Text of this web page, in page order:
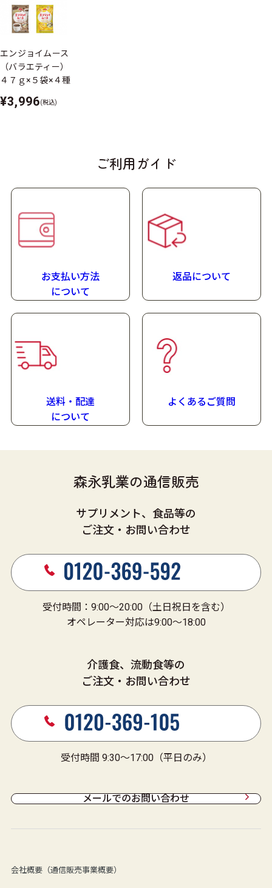
商品特長
シリーズ
栄養補助食品
形状
室温で保存できますが、おいしさを保つために冷所での
保管をおすすめします。
アレルゲン
（表示推奨品目含む）
栄養成分特長
詳しい栄養成分
たんぱく質量
/1袋（47
）
賞味期限
エンジョイムース
（バラエティー）
４７ｇ×５袋×４種
¥3,996(税込)
ご利用ガイド
お支払い方法
について
返品について
送料・配達
について
よくあるご質問
森永乳業の通信販売
サプリメント、食品等の
ご注文・お問い合わせ
受付時間：9:00～20:00（土日祝日を含む）
オペレーター対応は9:00～18:00
介護食、流動食等の
ご注文・お問い合わせ
受付時間 9:30～17:00（平日のみ）
メールでのお問い合わせ
会社概要（通信販売事業概要）